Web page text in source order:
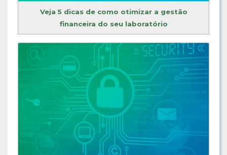
Veja 5 dicas de como otimizar a gestão
financeira do seu laboratório